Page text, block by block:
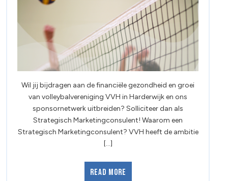
Wil jij bijdragen aan de financiële gezondheid en groei
van volleybalvereniging VVH in Harderwijk en ons
sponsornetwerk uitbreiden? Solliciteer dan als
Strategisch Marketingconsulent! Waarom een
Strategisch Marketingconsulent? VVH heeft de ambitie
[...]
Read More